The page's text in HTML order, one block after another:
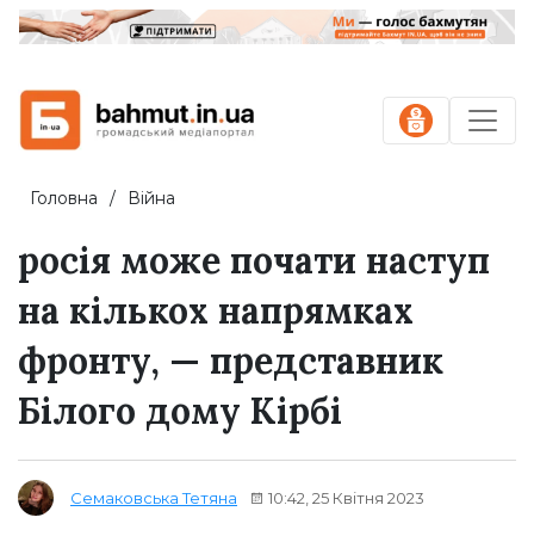
Головна Війна
росія може почати наступ
на кількох напрямках
фронту, — представник
Білого дому Кірбі
Семаковська Тетяна 10:42, 25 Квітня 2023